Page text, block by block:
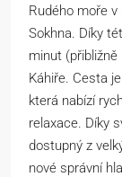
Rudého moře
Sokhna. Díky
minut
Káhiře. Cesta
která nabízí
relaxace. Díky
dostupný z
nové správní